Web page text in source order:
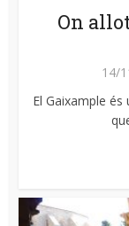
On
14/
El Gaixample és